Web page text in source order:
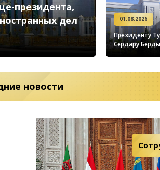
президента,
дел
01.08.2026
Президенту
Сердару
новости